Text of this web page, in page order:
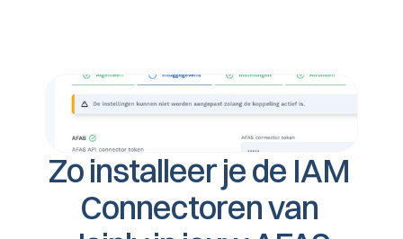
Zo installeer je de IAM
Connectoren van